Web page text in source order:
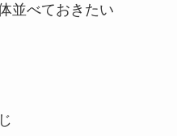
並べておきたい